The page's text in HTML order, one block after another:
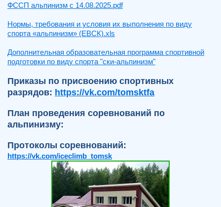
ФССП альпинизм с 14.08.2025.pdf
Нормы, требования и условия их выполнения по виду
спорта «альпинизм» (ЕВСК).xls
Дополнительная образовательная программа спортивной
подготовки по виду спорта "ски-альпинизм"
Приказы по присвоению спортивных
разрядов: https://vk.com/tomsktfa
План проведения соревнований по
альпинизму:
Протоколы соревнований:
https://vk.com/iceclimb_tomsk